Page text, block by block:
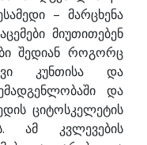
– მარცხენა
მიუთითებენ
შედიან როგორც
კუნთისა და
და
ციტოსკელეტის
ამ კვლევების